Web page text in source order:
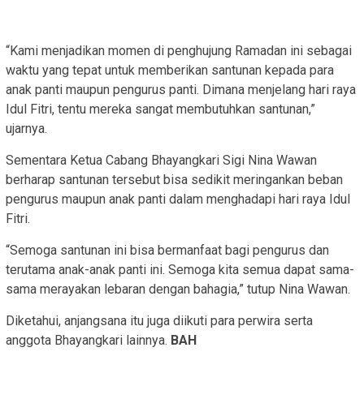
“Kami menjadikan momen di penghujung Ramadan ini sebagai
waktu yang tepat untuk memberikan santunan kepada para
anak panti maupun pengurus panti. Dimana menjelang hari raya
Idul Fitri, tentu mereka sangat membutuhkan santunan,”
ujarnya.
Sementara Ketua Cabang Bhayangkari Sigi Nina Wawan
berharap santunan tersebut bisa sedikit meringankan beban
pengurus maupun anak panti dalam menghadapi hari raya Idul
Fitri.
“Semoga santunan ini bisa bermanfaat bagi pengurus dan
terutama anak-anak panti ini. Semoga kita semua dapat sama-
sama merayakan lebaran dengan bahagia,” tutup Nina Wawan.
Diketahui, anjangsana itu juga diikuti para perwira serta
anggota Bhayangkari lainnya. BAH